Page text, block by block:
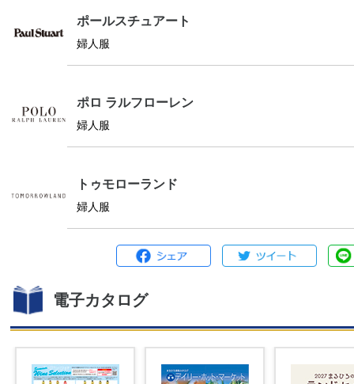
ポールスチュアート
婦人服
ポロ ラルフローレン
婦人服
トゥモローランド
婦人服
電子カタログ